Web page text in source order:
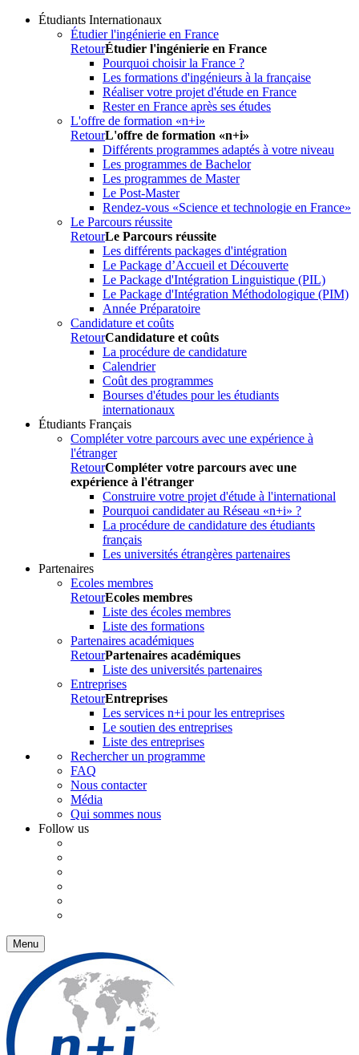
Étudiants Internationaux
Étudier l'ingénierie en France
RetourÉtudier l'ingénierie en France
Pourquoi choisir la France ?
Les formations d'ingénieurs à la française
Réaliser votre projet d'étude en France
Rester en France après ses études
L'offre de formation «n+i»
RetourL'offre de formation «n+i»
Différents programmes adaptés à votre niveau
Les programmes de Bachelor
Les programmes de Master
Le Post-Master
Rendez-vous «Science et technologie en France»
Le Parcours réussite
RetourLe Parcours réussite
Les différents packages d'intégration
Le Package d’Accueil et Découverte
Le Package d'Intégration Linguistique (PIL)
Le Package d'Intégration Méthodologique (PIM)
Année Préparatoire
Candidature et coûts
RetourCandidature et coûts
La procédure de candidature
Calendrier
Coût des programmes
Bourses d'études pour les étudiants
internationaux
Étudiants Français
Compléter votre parcours avec une expérience à
l'étranger
RetourCompléter votre parcours avec une
expérience à l'étranger
Construire votre projet d'étude à l'international
Pourquoi candidater au Réseau «n+i» ?
La procédure de candidature des étudiants
français
Les universités étrangères partenaires
Partenaires
Ecoles membres
RetourEcoles membres
Liste des écoles membres
Liste des formations
Partenaires académiques
RetourPartenaires académiques
Liste des universités partenaires
Entreprises
RetourEntreprises
Les services n+i pour les entreprises
Le soutien des entreprises
Liste des entreprises
Rechercher un programme
FAQ
Nous contacter
Média
Qui sommes nous
Follow us
Menu